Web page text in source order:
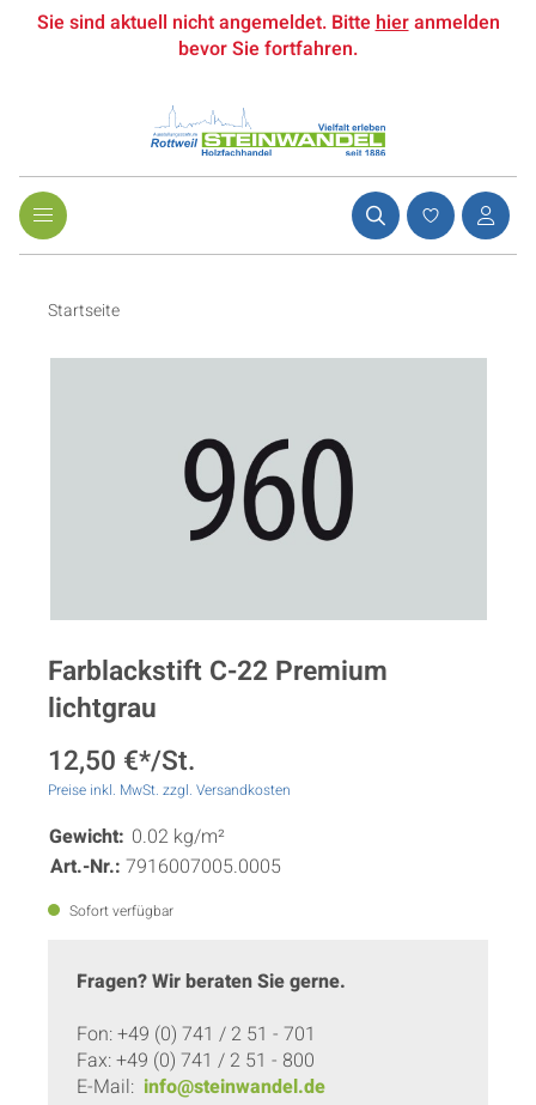
Sie sind aktuell nicht angemeldet. Bittehieranmelden
bevor Sie fortfahren.
Startseite
Farblackstift C-22 Premium
lichtgrau
12,50 €*/St.
Preise inkl. MwSt. zzgl. Versandkosten
Gewicht: 0.02 kg/m²
Art.-Nr.: 7916007005.0005
Sofort verfügbar
Fragen? Wir beraten Sie gerne.
Fon: +49 (0) 741 / 2 51 - 701
Fax: +49 (0) 741 / 2 51 - 800
E-Mail: info@steinwandel.de